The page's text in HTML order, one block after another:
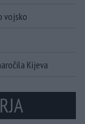
vojsko
Kijeva